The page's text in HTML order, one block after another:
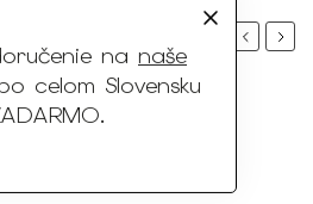
na naše
celom Slovensku
.
PreviousNext